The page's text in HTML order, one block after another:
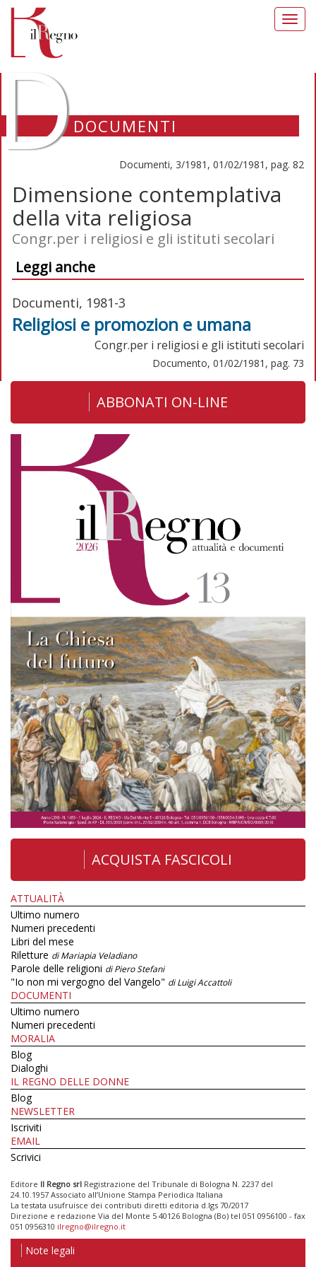
DOCUMENTI
Documenti, 3/1981, 01/02/1981, pag. 82
Dimensione contemplativa
della vita religiosa
Congr.per i religiosi e gli istituti secolari
Leggi anche
Documenti, 1981-3
Religiosi e promozion e umana
Congr.per i religiosi e gli istituti secolari
Documento, 01/02/1981, pag. 73
ABBONATI ON-LINE
ACQUISTA FASCICOLI
ATTUALITÀ
Ultimo numero
Numeri precedenti
Libri del mese
Riletture di Mariapia Veladiano
Parole delle religioni di Piero Stefani
"Io non mi vergogno del Vangelo" di Luigi Accattoli
DOCUMENTI
Ultimo numero
Numeri precedenti
MORALIA
Blog
Dialoghi
IL REGNO DELLE DONNE
Blog
NEWSLETTER
Iscriviti
EMAIL
Scrivici
Editore Il Regno srl Registrazione del Tribunale di Bologna N. 2237 del
24.10.1957 Associato all’Unione Stampa Periodica Italiana
La testata usufruisce dei contributi diretti editoria d.lgs 70/2017
Direzione e redazione Via del Monte 5 40126 Bologna (Bo) tel 051 0956100 - fax
051 0956310 ilregno@ilregno.it
Note legali